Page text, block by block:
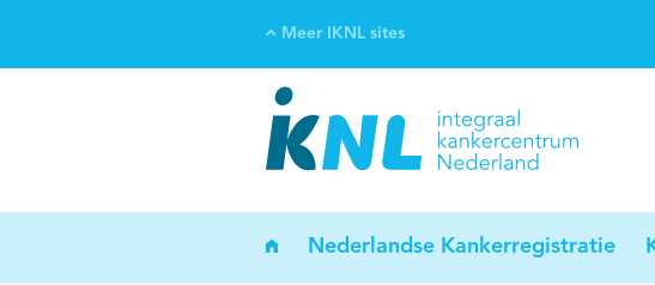
kanker
Meer IKNL sites
Nederlandse Kankerregistratie